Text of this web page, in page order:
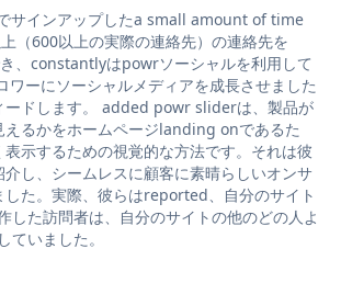
サインアップしたa small amount of time
（600以上の実際の連絡先）の連絡先を
、constantlyはpowrソーシャルを利用して
ワーにソーシャルメディアを成長させました
ードします。 added powr sliderは、製品が
えるかをホームページlanding onであるた
示するための視覚的な方法です。それは彼
介し、シームレスに顧客に素晴らしいオンサ
した。実際、彼らはreported、自分のサイト
した訪問者は、自分のサイトの他のどの人よ
ていました。